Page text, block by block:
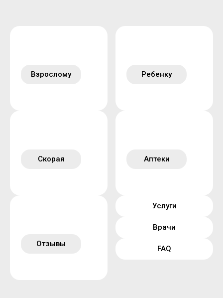
Взрослому Ребенку
Скорая Аптеки
Отзывы
Услуги
Врачи
FAQ